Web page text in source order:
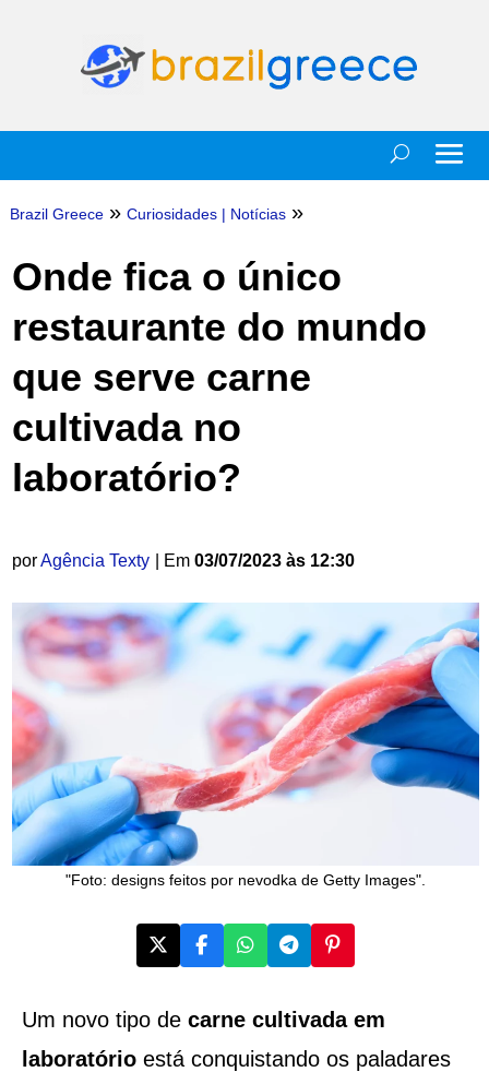
Brazil Greece » Curiosidades| Notícias »
Onde fica o único
restaurante do mundo
que serve carne
cultivada no
laboratório?
porAgência Texty | Em 03/07/2023 às 12:30
"Foto: designs feitos por nevodka de Getty Images".
Um novo tipo de carne cultivada em
laboratórioestá conquistando os paladares